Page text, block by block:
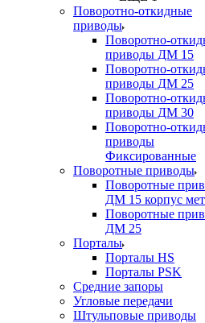
Поворотно-откидные
приводы
Поворотно-
приводы ДМ 15
Поворотно-
приводы ДМ 25
Поворотно-
приводы ДМ 30
Поворотно-
приводы
Фиксированные
Поворотные приводы
Поворотные
ДМ 15 корпус
Поворотные
ДМ 25
Порталы
Порталы HS
Порталы PSK
Средние запоры
Угловые передачи
Штульповые приводы